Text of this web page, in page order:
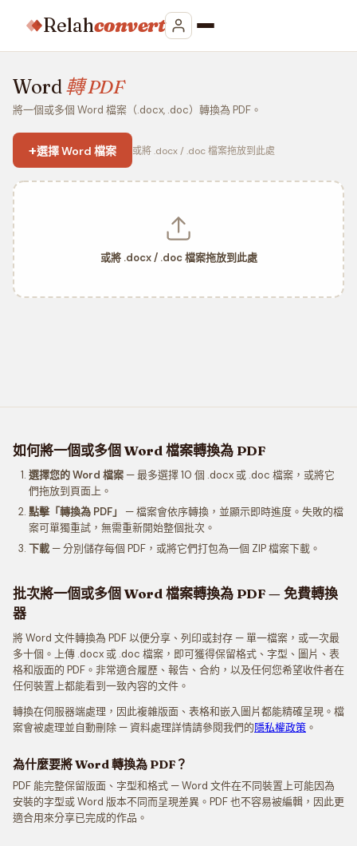
Relahconvert
Word轉 PDF
將一個或多個 Word 檔案（.docx, .doc）轉換為 PDF。
+選擇 Word 檔案 或將 .docx / .doc 檔案拖放到此處
或將 .docx / .doc 檔案拖放到此處
如何將一個或多個 Word 檔案轉換為 PDF
選擇您的 Word 檔案 — 最多選擇 10 個 .docx 或 .doc 檔案，或將它
們拖放到頁面上。
點擊「轉換為 PDF」
— 檔案會依序轉換，並顯示即時進度。失敗的檔
案可單獨重試，無需重新開始整個批次。
下載 — 分別儲存每個 PDF，或將它們打包為一個 ZIP 檔案下載。
批次將一個或多個 Word 檔案轉換為 PDF — 免費轉換
器
將 Word 文件轉換為 PDF 以便分享、列印或封存 — 單一檔案，或一次最
多十個。上傳 .docx 或 .doc 檔案，即可獲得保留格式、字型、圖片、表
格和版面的 PDF。非常適合履歷、報告、合約，以及任何您希望收件者在
任何裝置上都能看到一致內容的文件。
轉換在伺服器端處理，因此複雜版面、表格和嵌入圖片都能精確呈現。檔
案會被處理並自動刪除 — 資料處理詳情請參閱我們的隱私權政策 。
為什麼要將 Word 轉換為 PDF？
PDF 能完整保留版面、字型和格式 — Word 文件在不同裝置上可能因為
安裝的字型或 Word 版本不同而呈現差異。PDF 也不容易被編輯，因此更
適合用來分享已完成的作品。